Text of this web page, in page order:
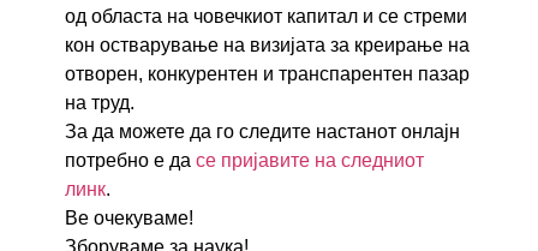
од областа на човечкиот капитал и се стреми
кон остварување на визијата за креирање на
отворен, конкурентен и транспарентен пазар
на труд.
За да можете да го следите настанот онлајн
потребно е да се пријавите на следниот
линк.
Ве очекуваме!
Зборуваме за наука!